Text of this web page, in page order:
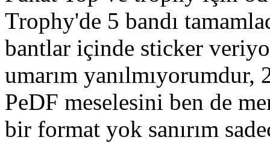
Trophy'de 5 bandı
bantlar içinde sticker
umarım
PeDF meselesini ben de
bir format yok sanırım